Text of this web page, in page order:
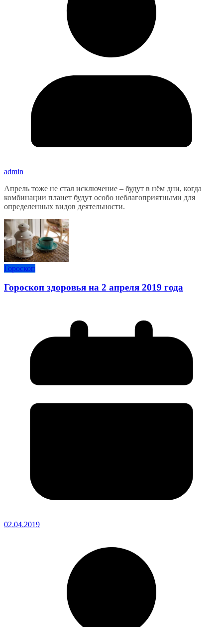
admin
Апрель тоже не стал исключение – будут в нём дни, когда
комбинации планет будут особо неблагоприятными для
определенных видов деятельности.
Гороскоп
Гороскоп здоровья на 2 апреля 2019 года
02.04.2019